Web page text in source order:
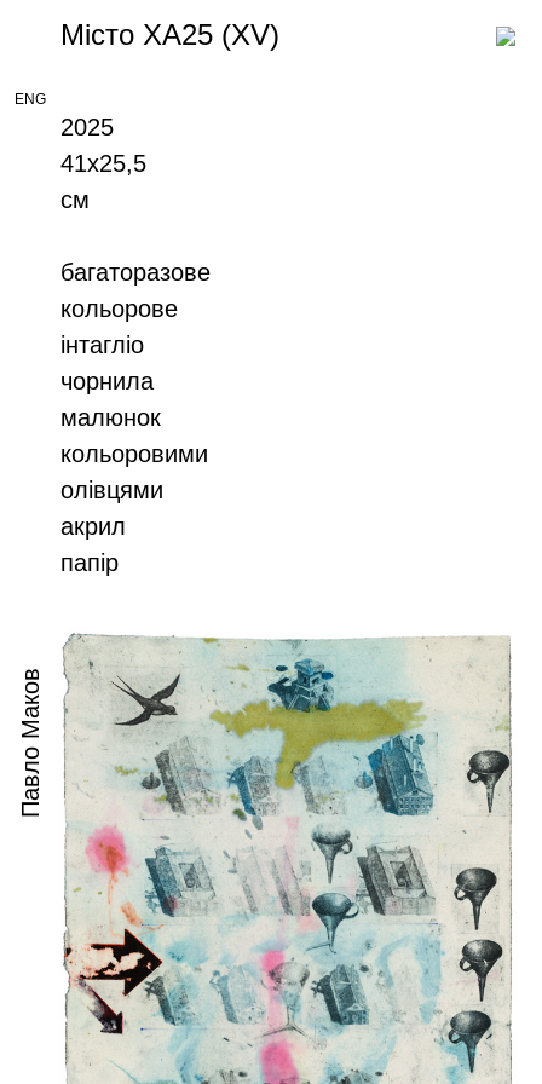
Місто ХА25 (XV)
ENG
Павло Маков
2025
41х25,5
см
багаторазове
кольорове
інтагліо
чорнила
малюнок
кольоровими
олівцями
акрил
папір